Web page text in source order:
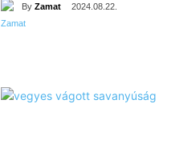
By Zamat 2024.08.22.